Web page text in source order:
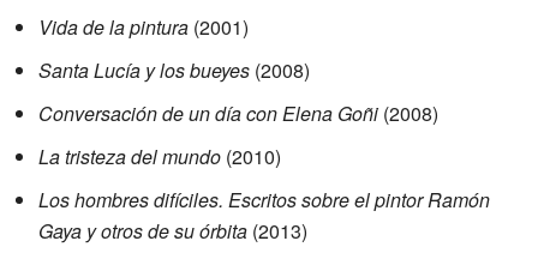
Vida de la pintura (2001)
Santa Lucía y los bueyes (2008)
Conversación de un día con Elena Goñi (2008)
La tristeza del mundo (2010)
Los hombres difíciles. Escritos sobre el pintor Ramón
Gaya y otros de su órbita (2013)